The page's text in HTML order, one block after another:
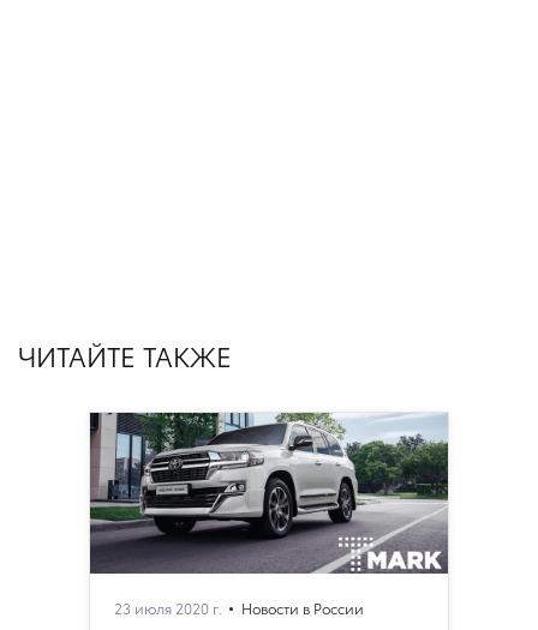
ЧИТАЙТЕ ТАКЖЕ
23 июля 2020 г. Новости в России